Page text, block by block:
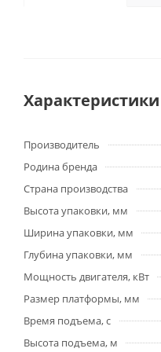
Характеристики
Производитель
Родина бренда
Страна производства
Высота упаковки, мм
Ширина упаковки, мм
Глубина упаковки, мм
Мощность двигателя, кВт
Размер платформы, мм
Время подъема, с
Высота подъема, м